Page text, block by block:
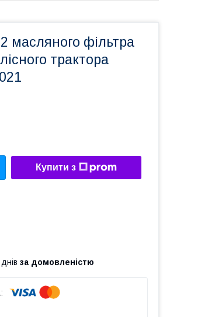
масляного фільтра
трактора
Купити з
за домовленістю